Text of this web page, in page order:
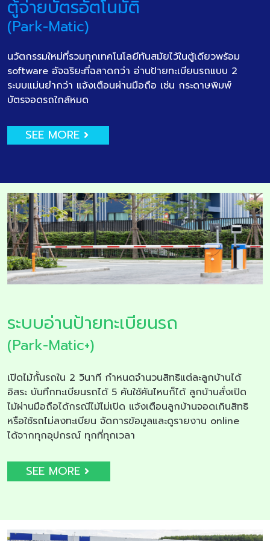
ตู้จ่ายบัตรอัตโนมัติ
(Park-Matic)
นวัตกรรมใหม่ที่รวมทุกเทคโนโลยีทันสมัยไว้ในตู้เดียวพร้อม
software อัจฉริยะที่ฉลาดกว่า อ่านป้ายทะเบียนรถแบบ 2
ระบบแม่นยำกว่า แจ้งเตือนผ่านมือถือ เช่น กระดาษพิมพ์
บัตรจอดรถใกล้หมด
SEE MORE
ระบบอ่านป้ายทะเบียนรถ
(Park-Matic+)
เปิดไม้กั้นรถใน 2 วินาที กำหนดจำนวนสิทธิแต่ละลูกบ้านได้
อิสระ บันทึกทะเบียนรถได้ 5 คันใช้คันไหนก็ได้ ลูกบ้านสั่งเปิด
ไม้ผ่านมือถือได้กรณีไม้ไม่เปิด แจ้งเตือนลูกบ้านจอดเกินสิทธิ
หรือใช้รถไม่ลงทะเบียน จัดการข้อมูลและดูรายงาน online
ได้จากทุกอุปกรณ์ ทุกที่ทุกเวลา
SEE MORE